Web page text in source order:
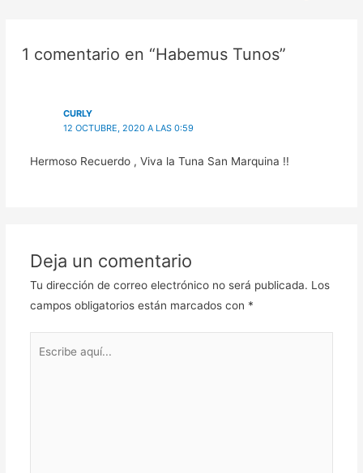
1 comentario en “Habemus Tunos”
CURLY
12 OCTUBRE, 2020 A LAS 0:59
Hermoso Recuerdo , Viva la Tuna San Marquina !!
Deja un comentario
Tu dirección de correo electrónico no será publicada. Los
campos obligatorios están marcados con *